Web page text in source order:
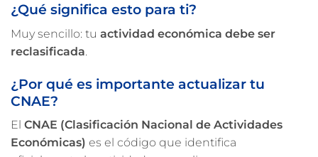
¿Qué significa esto para ti?
Muy sencillo: tu actividad económica debe ser
reclasificada.
¿Por qué es importante actualizar tu
CNAE?
El CNAE (Clasificación Nacional de Actividades
Económicas) es el código que identifica